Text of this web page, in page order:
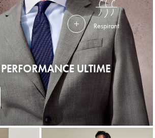
Respirant
ULTIME